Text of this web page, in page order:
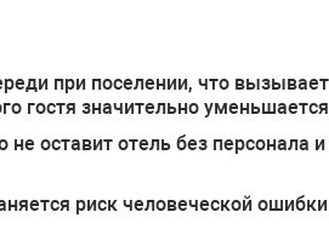
при поселении, что
гостя значительно
оставит отель без персонала
риск человеческой